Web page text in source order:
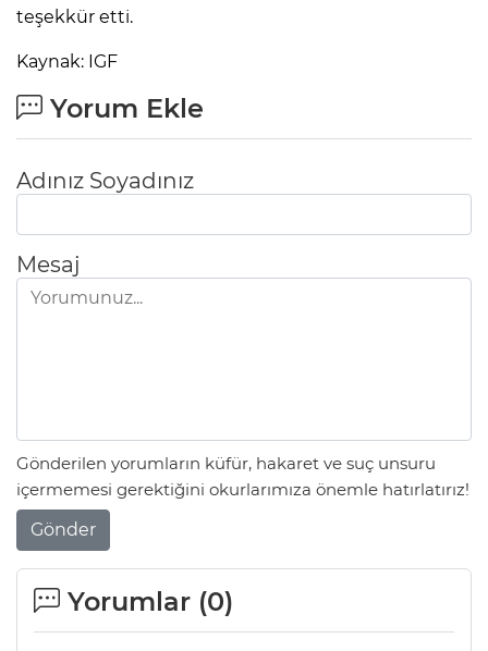
teşekkür etti.
Kaynak: IGF
Yorum Ekle
Adınız Soyadınız
Mesaj
Gönderilen yorumların küfür, hakaret ve suç unsuru
içermemesi gerektiğini okurlarımıza önemle hatırlatırız!
Gönder
Yorumlar (0)